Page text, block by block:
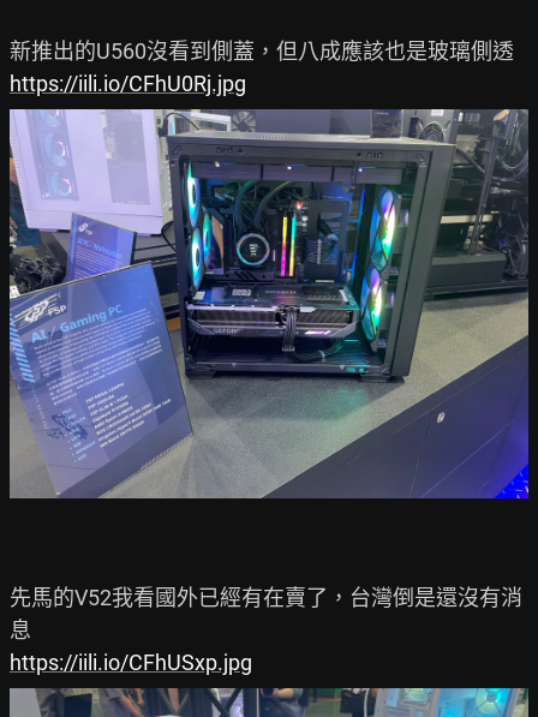
https://iili.io/CFhU0Rj.jpg
先馬的V52我看國外已經有在賣了，台灣倒是還沒有消
https://iili.io/CFhUSxp.jpg